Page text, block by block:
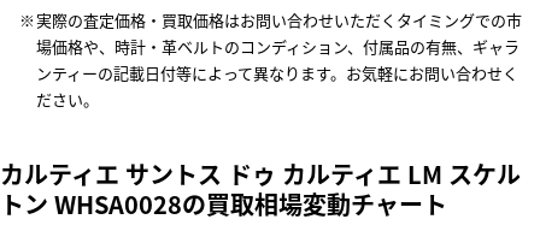
実際の査定価格・買取価格はお問い合わせいただくタイミングでの市
場価格や、時計・革ベルトのコンディション、付属品の有無、ギャラ
ンティーの記載日付等によって異なります。お気軽にお問い合わせく
ださい。
カルティエ サントス ドゥ カルティエ LM スケル
トン WHSA0028の買取相場変動チャート